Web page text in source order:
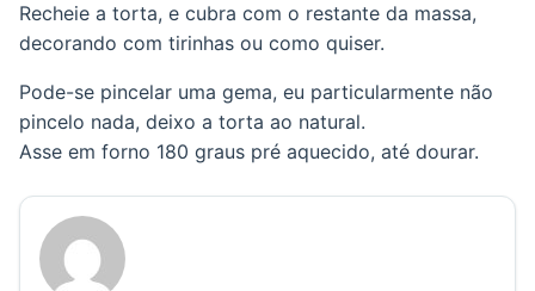
Recheie a torta, e cubra com o restante da massa,
decorando com tirinhas ou como quiser.
Pode-se pincelar uma gema, eu particularmente não
pincelo nada, deixo a torta ao natural.
Asse em forno 180 graus pré aquecido, até dourar.